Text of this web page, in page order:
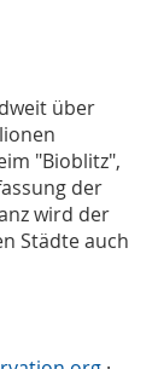
über
"Bioblitz",
der
wird der
Städte auch